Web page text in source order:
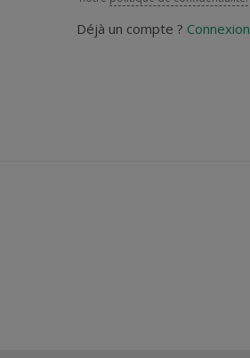
Déjà un compte ? Connexion